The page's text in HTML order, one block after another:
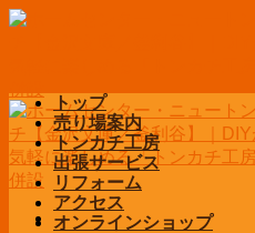
Skip
トップ
売り場案内
トンカチ工房
出張サービス
リフォーム
アクセス
オンラインショップ